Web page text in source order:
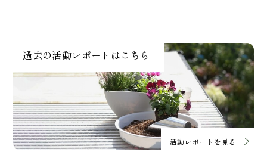
過去の活動レポートはこちら
活動レポートを見る